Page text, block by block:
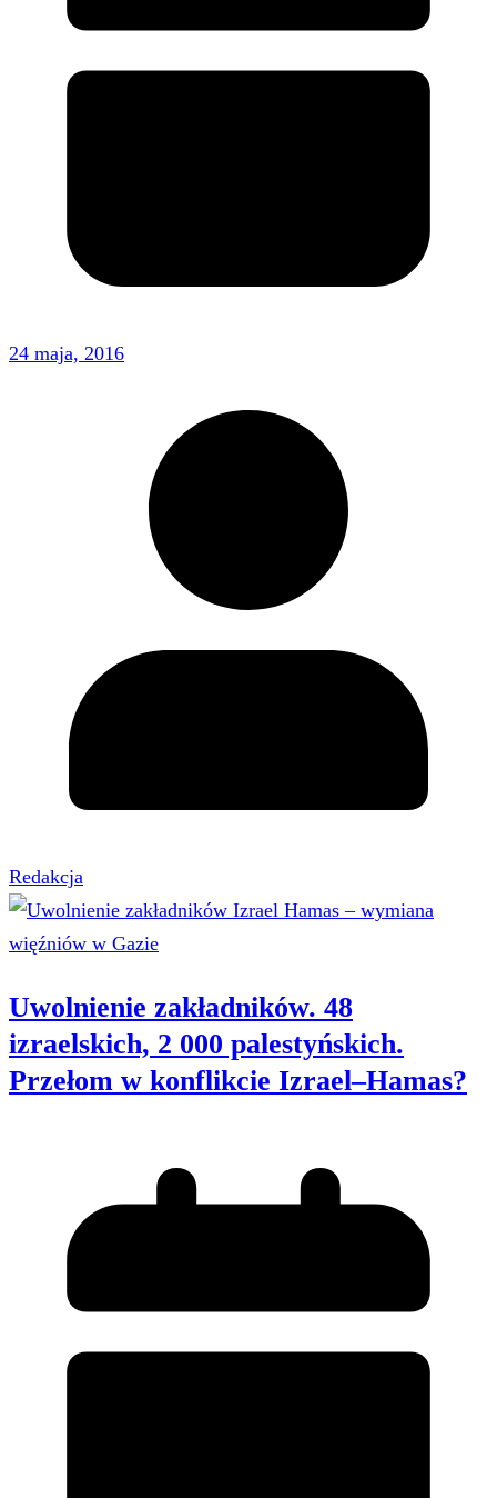
24 maja, 2016
Redakcja
Uwolnienie zakładników. 48
izraelskich, 2 000 palestyńskich.
Przełom w konflikcie Izrael–Hamas?